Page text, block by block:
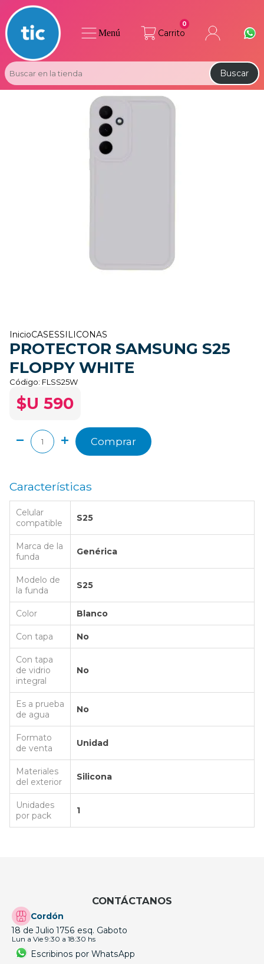
Carrito
0
Buscar
Menú
InicioCASESSILICONAS
PROTECTOR SAMSUNG S25
FLOPPY WHITE
Código: FLSS25W
$U 590
Comprar
Características
Celular
compatible
S25
Marca de la
funda
Genérica
Modelo de
la funda
S25
Color Blanco
Con tapa No
Con tapa
de vidrio
integral
No
Es a prueba
de agua
No
Formato
de venta
Unidad
Materiales
del exterior
Silicona
Unidades
por pack
1
CONTÁCTANOS
Cordón
18 de Julio 1756 esq. Gaboto
Lun a Vie 9:30 a 18:30 hs
Escribinos por WhatsApp